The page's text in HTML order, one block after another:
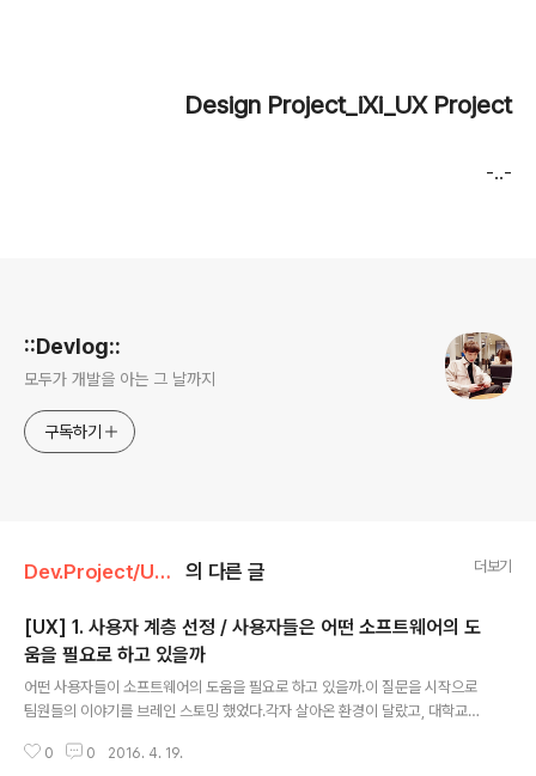
Design Project_iXi_UX Project
-..-
::Devlog::
모두가 개발을 아는 그 날까지
구독하기
Dev.Project/UX_project 의 다른 글 더보기
[UX] 1. 사용자 계층 선정 / 사용자들은 어떤 소프트웨어의 도
움을 필요로 하고 있을까
어떤 사용자들이 소프트웨어의 도움을 필요로 하고 있을까.이 질문을 시작으로
팀원들의 이야기를 브레인 스토밍 했었다.각자 살아온 환경이 달랐고, 대학교를
/ 시간적 약자들을 위한 의료서비스 2. 다이어리를 쓰고 싶은 사람들을 위한 다
0 0 2016. 4. 19.